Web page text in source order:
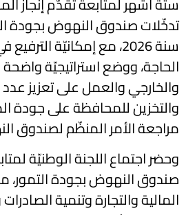
تدخّلات صندوق النهوض بجودة
سنة 2026، مع إمكانيّة
الحاجة، ووضع استراتيجيّة واضحة
والخارجي والعمل على تعزيز عدد
والتخزين للمحافظة على جودة
مراجعة الأمر المنظّم لصندوق
وحضر اجتماع اللجنة الوطنيّة
صندوق النهوض بجودة التمور،
المالية والتجارة وتنمية